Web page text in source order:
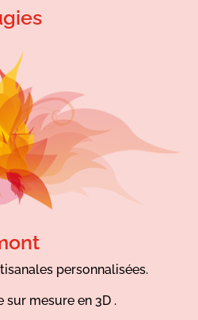
personnalisées.
mesure en 3D .